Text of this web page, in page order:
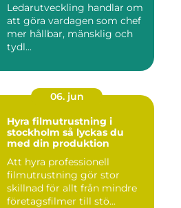
Ledarutveckling handlar om
att göra vardagen som chef
mer hållbar, mänsklig och
tydl...
06. jun
Hyra filmutrustning i
stockholm så lyckas du
med din produktion
Att hyra professionell
filmutrustning gör stor
skillnad för allt från mindre
företagsfilmer till stö...